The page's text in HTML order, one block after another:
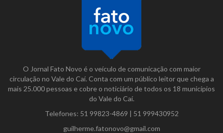
O Jornal Fato Novo é o veículo de comunicação com maior
circulação no Vale do Caí. Conta com um público leitor que chega a
mais 25.000 pessoas e cobre o noticiário de todos os 18 municípios
do Vale do Caí.
Telefones: 51 99823-4869 | 51 999430952
guilherme.fatonovo@gmail.com